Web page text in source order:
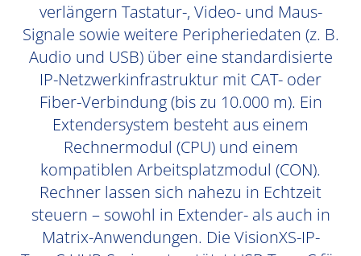
verlängern Tastatur-, Video- und Maus-
Signale sowie weitere Peripheriedaten (z. B.
Audio und USB) über eine standardisierte
IP-Netzwerkinfrastruktur mit CAT- oder
Fiber-Verbindung (bis zu 10.000 m). Ein
Extendersystem besteht aus einem
Rechnermodul (CPU) und einem
kompatiblen Arbeitsplatzmodul (CON).
Rechner lassen sich nahezu in Echtzeit
steuern – sowohl in Extender- als auch in
Matrix-Anwendungen. Die VisionXS-IP-